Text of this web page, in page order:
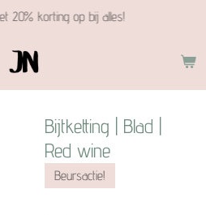
20% korting op bij alles!
Bijtketting | Blad |
Red wine
Beursactie!